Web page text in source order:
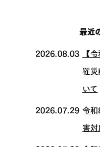
最近
2026.08.03 【
罹
いて
2026.07.29 令
害